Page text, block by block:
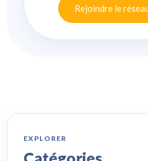
Rejoindre le
EXPLORER